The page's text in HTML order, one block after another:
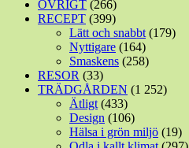
ÖVRIGT (266)
RECEPT (399)
Lätt och snabbt (179)
Nyttigare (164)
Smaskens (258)
RESOR (33)
TRÄDGÅRDEN (1 252)
Ätligt (433)
Design (106)
Hälsa i grön miljö (19)